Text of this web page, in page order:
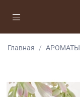
Главная АРОМАТЫ